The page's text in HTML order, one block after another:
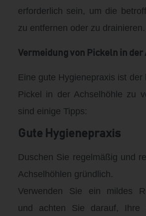
erforderlich sein, um die
zu entfernen oder zu drainieren.
Vermeidung von Pickeln in
Eine gute Hygienepraxis ist der
Pickel in der Achselhöhle zu
sind einige Tipps:
Gute Hygienepraxis
Duschen Sie regelmäßig und
Achselhöhlen gründlich.
Verwenden Sie ein mildes
und achten Sie darauf, Ihre